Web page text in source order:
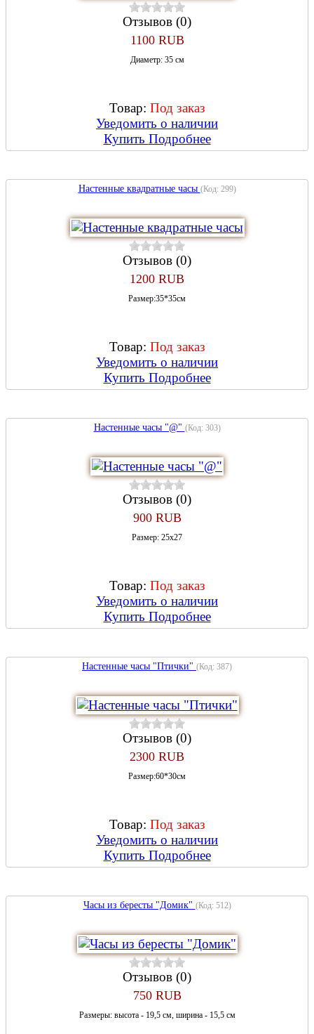
Отзывов (0)
1100 RUB
Диаметр: 35 см
Товар: Под заказ
Уведомить о наличии
Купить Подробнее
Настенные квадратные часы (Код: 299)
Отзывов (0)
1200 RUB
Размер:35*35см
Товар: Под заказ
Уведомить о наличии
Купить Подробнее
Настенные часы "@" (Код: 303)
Отзывов (0)
900 RUB
Размер: 25х27
Товар: Под заказ
Уведомить о наличии
Купить Подробнее
Настенные часы "Птички" (Код: 387)
Отзывов (0)
2300 RUB
Размер:60*30см
Товар: Под заказ
Уведомить о наличии
Купить Подробнее
Часы из бересты "Домик" (Код: 512)
Отзывов (0)
750 RUB
Размеры: высота - 19,5 см, ширина - 15,5 см